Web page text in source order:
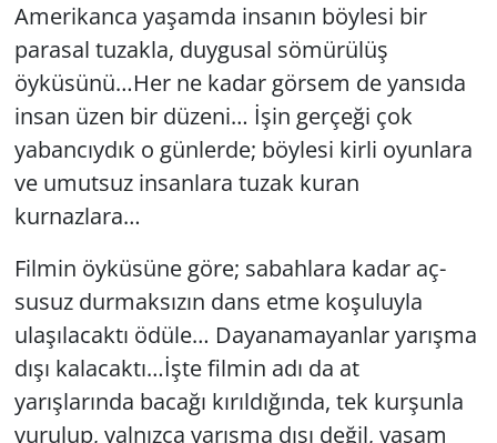
Amerikanca yaşamda insanın böylesi bir
parasal tuzakla, duygusal sömürülüş
öyküsünü…Her ne kadar görsem de yansıda
insan üzen bir düzeni… İşin gerçeği çok
yabancıydık o günlerde; böylesi kirli oyunlara
ve umutsuz insanlara tuzak kuran
kurnazlara…
Filmin öyküsüne göre; sabahlara kadar aç-
susuz durmaksızın dans etme koşuluyla
ulaşılacaktı ödüle… Dayanamayanlar yarışma
dışı kalacaktı…İşte filmin adı da at
yarışlarında bacağı kırıldığında, tek kurşunla
vurulup, yalnızca yarışma dışı değil, yaşam
MAGAZİN
POLİTİKA
RESMİ İLANLAR
SAĞLIK
SPOR
Yerel